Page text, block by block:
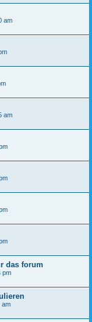
am
am
das forum
pm
am